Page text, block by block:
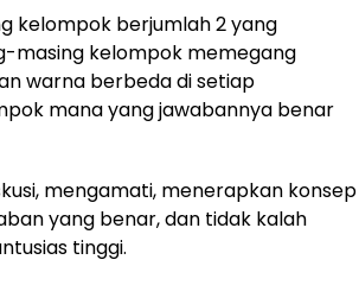
kelompok berjumlah 2 yang
masing kelompok memegang
warna berbeda di setiap
mana yang jawabannya benar
mengamati, menerapkan konsep
yang benar, dan tidak kalah
tinggi.